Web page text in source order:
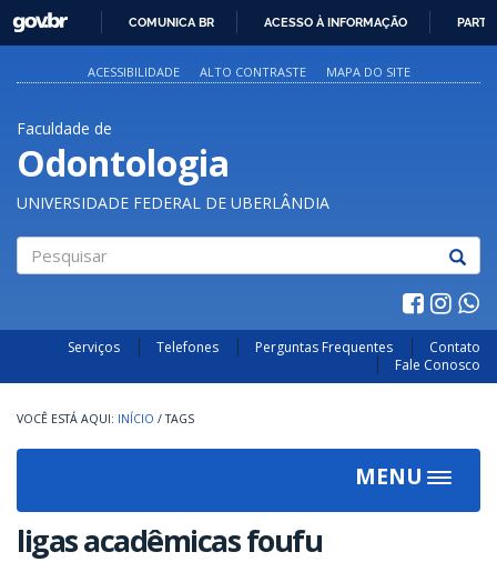
PARA
O
GOVBR
COMUNICA BR ACESSO À INFORMAÇÃO
ACESSIBILIDADE ALTO CONTRASTE MAPA DO SITE
Faculdade de
Odontologia
UNIVERSIDADE FEDERAL DE UBERLÂNDIA
Serviços Telefones Perguntas Frequentes
Contato
Fale Conosco
INÍCIO / TAGS
MENU
Toggle
ligas acadêmicas foufu